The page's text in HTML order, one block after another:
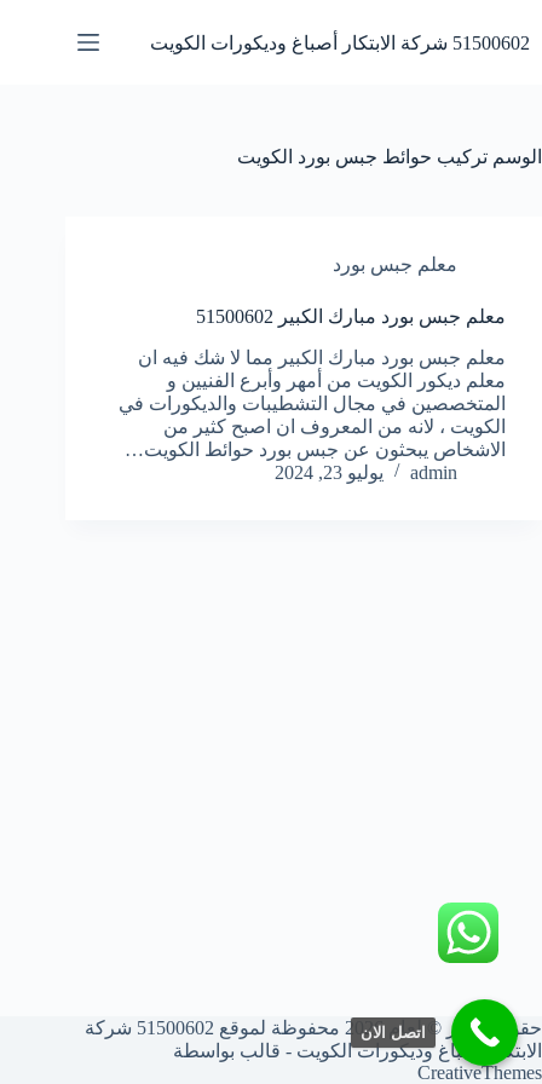
إلى
المحتوى
51500602 شركة الابتكار أصباغ وديكورات الكويت
الوسم تركيب حوائط جبس بورد الكويت
معلم جبس بورد
معلم جبس بورد مبارك الكبير 51500602
معلم جبس بورد مبارك الكبير مما لا شك فيه ان
معلم ديكور الكويت من أمهر وأبرع الفنيين و
المتخصصين في مجال التشطيبات والديكورات في
الكويت ، لانه من المعروف ان اصبح كثير من
الاشخاص يبحثون عن جبس بورد حوائط الكويت…
admin
يوليو 23, 2024
حقوق النشر © لعام 2026 محفوظة لموقع 51500602 شركة
الابتكار أصباغ وديكورات الكويت - قالب بواسطة
CreativeThemes
اتصل الان